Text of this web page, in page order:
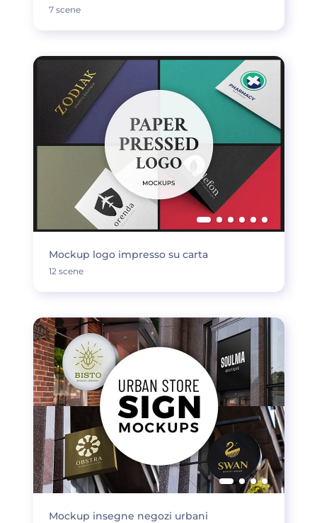
7 scene
Mockup logo impresso su carta
12 scene
Mockup insegne negozi urbani